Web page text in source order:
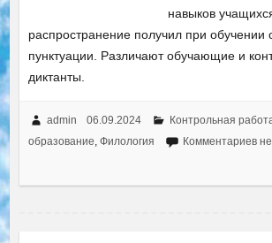
навыков
распространение получил при
пунктуации. Различают обучающие и
диктанты.
admin 06.09.2024 Контрольная
образование, Филология Комментариев